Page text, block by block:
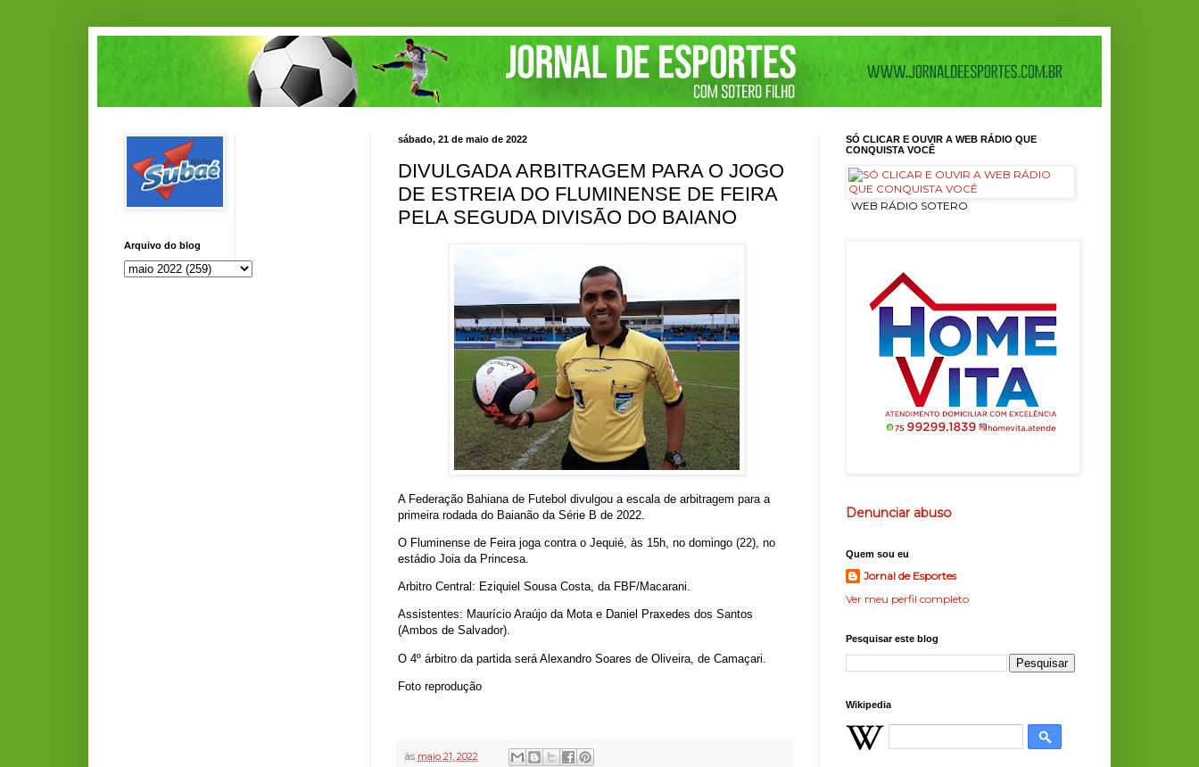
sábado, 21 de maio de 2022
DIVULGADA ARBITRAGEM PARA O JOGO
DE ESTREIA DO FLUMINENSE DE FEIRA
PELA SEGUDA DIVISÃO DO BAIANO
A Federação Bahiana de Futebol divulgou a escala de arbitragem para a
primeira rodada do Baianão da Série B de 2022.
O Fluminense de Feira joga contra o Jequié, às 15h, no domingo (22), no
estádio Joia da Princesa.
Arbitro Central: Eziquiel Sousa Costa, da FBF/Macarani.
Assistentes: Maurício Araújo da Mota e Daniel Praxedes dos Santos
(Ambos de Salvador).
O 4º árbitro da partida será Alexandro Soares de Oliveira, de Camaçari.
Foto reprodução
às maio 21, 2022
Arquivo do blog
SÓ CLICAR E OUVIR A WEB RÁDIO QUE
CONQUISTA VOCÊ
ㅤ WEB RÁDIO SOTERO
Denunciar abuso
Quem sou eu
Jornal de Esportes
Ver meu perfil completo
Pesquisar este blog
Wikipedia